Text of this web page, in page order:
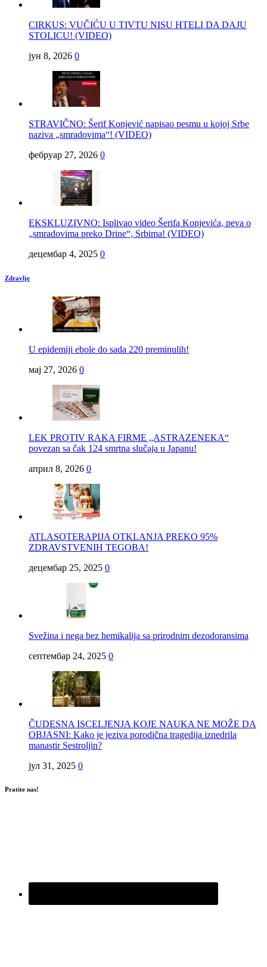
CIRKUS: VUČIĆU U TIVTU NISU HTELI DA DAJU
STOLICU! (VIDEO)
јун 8, 2026 0
STRAVIČNO: Šerif Konjević napisao pesmu u kojoj Srbe
naziva „smradovima“! (VIDEO)
фебруар 27, 2026 0
EKSKLUZIVNO: Isplivao video Šerifa Konjevića, peva o
„smradovima preko Drine“, Srbima! (VIDEO)
децембар 4, 2025 0
Zdravlje
U epidemiji ebole do sada 220 preminulih!
мај 27, 2026 0
LEK PROTIV RAKA FIRME „ASTRAZENEKA“
povezan sa čak 124 smrtna slučaja u Japanu!
април 8, 2026 0
ATLASOTERAPIJA OTKLANJA PREKO 95%
ZDRAVSTVENIH TEGOBA!
децембар 25, 2025 0
Svežina i nega bez hemikalija sa prirodnim dezodoransima
септембар 24, 2025 0
ČUDESNA ISCELJENJA KOJE NAUKA NE MOŽE DA
OBJASNI: Kako je jeziva porodična tragedija iznedrila
manastir Sestroljin?
јул 31, 2025 0
Pratite nas!